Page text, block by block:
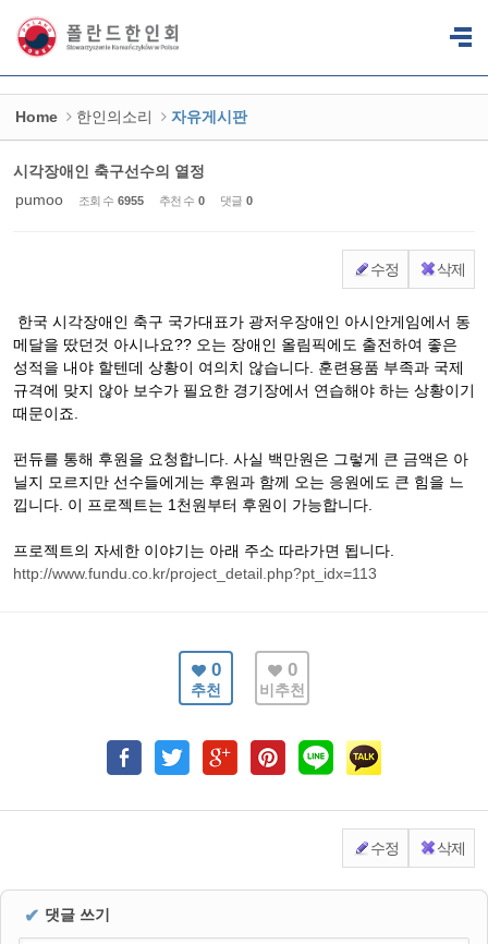
Home 한인의소리 자유게시판
시각장애인 축구선수의 열정
pumoo
조회 수 6955 추천 수 0 댓글 0
수정 삭제
한국 시각장애인 축구 국가대표가 광저우장애인 아시안게임에서 동
메달을 땄던것 아시나요?? 오는 장애인 올림픽에도 출전하여 좋은
성적을 내야 할텐데 상황이 여의치 않습니다. 훈련용품 부족과 국제
규격에 맞지 않아 보수가 필요한 경기장에서 연습해야 하는 상황이기
때문이죠.
펀듀를 통해 후원을 요청합니다. 사실 백만원은 그렇게 큰 금액은 아
닐지 모르지만 선수들에게는 후원과 함께 오는 응원에도 큰 힘을 느
낍니다. 이 프로젝트는 1천원부터 후원이 가능합니다.
프로젝트의 자세한 이야기는 아래 주소 따라가면 됩니다.
http://www.fundu.co.kr/project_detail.php?pt_idx=113
0
추천
0
비추천
수정 삭제
✔ 댓글 쓰기